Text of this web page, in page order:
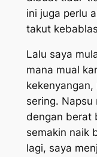
ini juga perlu
takut
Lalu saya
mana mual
sering.
dengan berat
semakin naik
lagi, saya